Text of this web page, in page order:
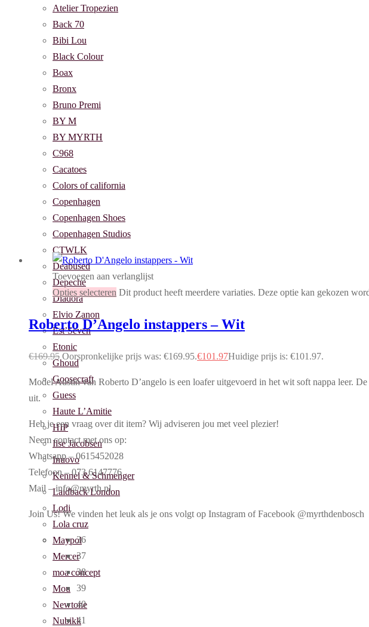
Atelier Tropezien
Back 70
Bibi Lou
Black Colour
Boax
Bronx
Bruno Premi
BY M
BY MYRTH
C968
Cacatoes
Colors of california
Copenhagen
Copenhagen Shoes
Copenhagen Studios
CTWLK
Deabused
Depeche
Diadora
Elvio Zanon
Est’Seven
Etonic
Ghoud
Goosecraft
Guess
Haute L’Amitie
HIP
Ilse Jacobsen
Inuovo
Kennel & Schmenger
Laidback London
Lodi
Lola cruz
Maypol
Mercer
moa concept
Mou
Newtone
Nubikk
Toevoegen aan verlanglijst
Opties selecteren Dit product heeft meerdere variaties. Deze optie kan gekozen
Roberto D’Angelo instappers – Wit
€169.95 Oorspronkelijke prijs was: €169.95.€101.97Huidige prijs is: €101.97.
Model Austin van Roberto D’angelo is een loafer uitgevoerd in het wit soft nappa leer.
uit.
Heb je een vraag over dit item? Wij adviseren jou met veel plezier!
Neem contact met ons op:
Whatsapp – 0615452028
Telefoon – 073 6147776
Mail – info@myrth.nl
Join Us! We vinden het leuk als je ons volgt op Instagram of Facebook @myrthdenbosch
36
37
38
39
40
41